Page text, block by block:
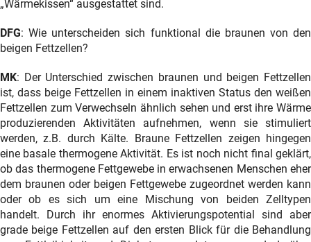
„Wärmekissen“ ausgestattet sind.
DFG: Wie unterscheiden sich funktional die braunen von den
beigen Fettzellen?
MK: Der Unterschied zwischen braunen und beigen Fettzellen
ist, dass beige Fettzellen in einem inaktiven Status den weißen
Fettzellen zum Verwechseln ähnlich sehen und erst ihre Wärme
produzierenden Aktivitäten aufnehmen, wenn sie stimuliert
werden, z.B. durch Kälte. Braune Fettzellen zeigen hingegen
eine basale thermogene Aktivität. Es ist noch nicht final geklärt,
ob das thermogene Fettgewebe in erwachsenen Menschen eher
dem braunen oder beigen Fettgewebe zugeordnet werden kann
oder ob es sich um eine Mischung von beiden Zelltypen
handelt. Durch ihr enormes Aktivierungspotential sind aber
grade beige Fettzellen auf den ersten Blick für die Behandlung